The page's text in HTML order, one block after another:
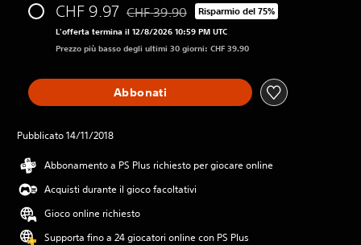
CHF 9.97 Scontato dal prezzo originale di CHF 39.90
CHF 39.90 Risparmio del 75%
L'offerta termina il 12/8/2026 10:59 PM UTC
Prezzo più basso degli ultimi 30 giorni: CHF 39.90
Abbonati
Pubblicato 14/11/2018
Abbonamento a PS Plus richiesto per giocare online
Acquisti durante il gioco facoltativi
Gioco online richiesto
Supporta fino a 24 giocatori online con PS Plus